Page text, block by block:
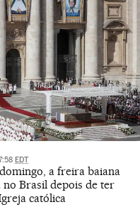
EDT
a freira baiana
Brasil depois de ter
católica